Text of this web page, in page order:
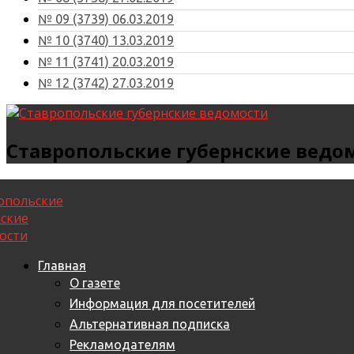
№ 09 (3739) 06.03.2019
№ 10 (3740) 13.03.2019
№ 11 (3741) 20.03.2019
№ 12 (3742) 27.03.2019
Ставропольские губернские
Главная
О газете
Информация для посетителей
Альтернативная подписка
Рекламодателям